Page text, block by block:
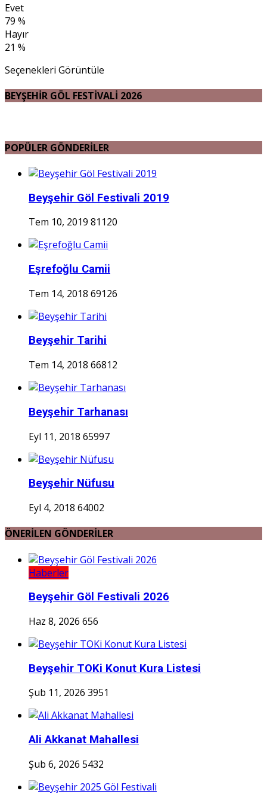
Evet
79 %
Hayır
21 %
Seçenekleri Görüntüle
BEYŞEHİR GÖL FESTİVALİ 2026
POPÜLER GÖNDERİLER
Beyşehir Göl Festivali 2019
Tem 10, 2019 81120
Eşrefoğlu Camii
Tem 14, 2018 69126
Beyşehir Tarihi
Tem 14, 2018 66812
Beyşehir Tarhanası
Eyl 11, 2018 65997
Beyşehir Nüfusu
Eyl 4, 2018 64002
ÖNERİLEN GÖNDERİLER
Haberler
Beyşehir Göl Festivali 2026
Haz 8, 2026 656
Beyşehir TOKi Konut Kura Listesi
Şub 11, 2026 3951
Ali Akkanat Mahallesi
Şub 6, 2026 5432